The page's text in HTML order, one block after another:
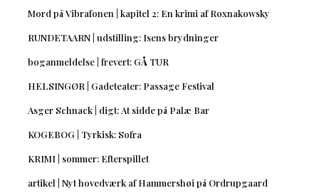
Mord på Vibrafonen | kapitel 2: En krimi af Roxnakowsky
RUNDETAARN | udstilling: Isens brydninger
boganmeldelse | frevert: GÅ TUR
HELSINGØR | Gadeteater: Passage Festival
Asger Schnack | digt: At sidde på Palæ Bar
KOGEBOG | Tyrkisk: Sofra
KRIMI | sommer: Efterspillet
artikel | Nyt hovedværk af Hammershøi på Ordrupgaard